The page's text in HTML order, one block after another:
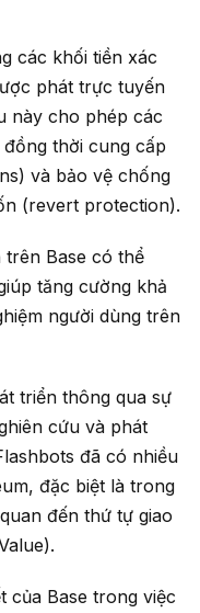
các khối tiền xác
phát trực tuyến
này cho phép các
thời cung cấp
và bảo vệ chống
(revert protection).
Base có thể
tăng cường khả
người dùng trên
triển thông qua sự
cứu và phát
đã có nhiều
đặc biệt là trong
đến thứ tự giao
của Base trong việc